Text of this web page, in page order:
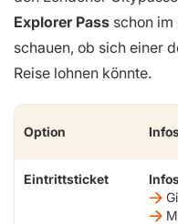
Explorer Pass schon im
schauen, ob sich einer
Reise lohnen könnte.
Option
Eintrittsticket